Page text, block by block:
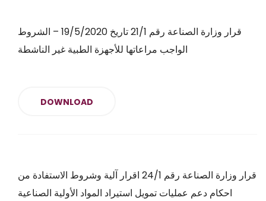
قرار وزارة الصناعة رقم 21/1 تاريخ 19/5/2020 – الشروط
الواجب مراعاتها للأجهزة الطبية غير الناشطة
DOWNLOAD
قرار وزارة الصناعة رقم 24/1 اقرار آلية وشروط الاستفادة من
احكام دعم عمليات تمويل استيراد المواد الأولية الصناعية